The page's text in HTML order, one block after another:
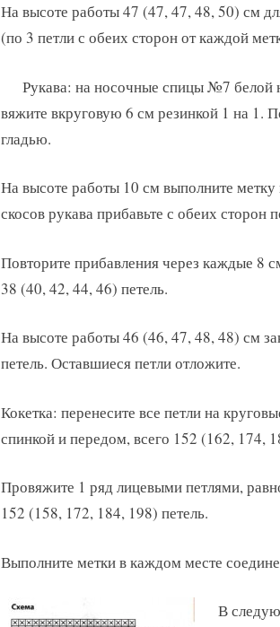
На высоте работы 47 (47, 47, 48, 50) см
(по 3 петли с обеих сторон от каждой
Рукава: на носочные спицы №7 белой
вяжите вкруговую 6 см резинкой 1 на 1.
гладью.
На высоте работы 10 см выполните
скосов рукава прибавьте с обеих сторон
Повторите прибавления через каждые 8
38 (40, 42, 44, 46) петель.
На высоте работы 46 (46, 47, 48, 48) см
петель. Оставшиеся петли отложите.
Кокетка: перенесите все петли на
спинкой и передом, всего 152 (162, 174,
Провяжите 1 ряд лицевыми петлями,
152 (158, 172, 184, 198) петель.
Выполните метки в каждом месте
В